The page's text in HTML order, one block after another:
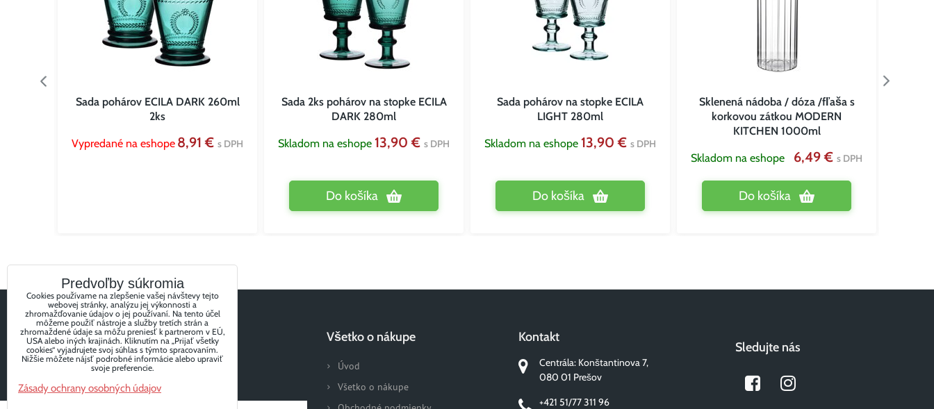
Sada pohárov ECILA DARK 260ml
2ks
Vypredané na eshope 8,91 €s DPH
Sada 2ks pohárov na stopke ECILA
DARK 280ml
Skladom na eshope 13,90 €s DPH
Do košíka
Sada pohárov na stopke ECILA
LIGHT 280ml
Skladom na eshope 13,90 €s DPH
Do košíka
Sklenená nádoba / dóza /fľaša s
korkovou zátkou MODERN
KITCHEN 1000ml
Skladom na eshope 6,49 €s DPH
Do košíka
Všetko o nákupe
Úvod
Všetko o nákupe
Kontakt
Centrála: Konštantinova 7,
080 01 Prešov
+421 51/77 311 96
Sledujte nás
FacebookInstagram
Predvoľby súkromia
Cookies používame na zlepšenie vašej návštevy tejto
webovej stránky, analýzu jej výkonnosti a
zhromažďovanie údajov o jej používaní. Na tento účel
môžeme použiť nástroje a služby tretích strán a
zhromaždené údaje sa môžu preniesť k partnerom v EÚ,
USA alebo iných krajinách. Kliknutím na „Prijať všetky
cookies“ vyjadrujete svoj súhlas s týmto spracovaním.
Nižšie môžete nájsť podrobné informácie alebo upraviť
svoje preferencie.
Zásady ochrany osobných údajov